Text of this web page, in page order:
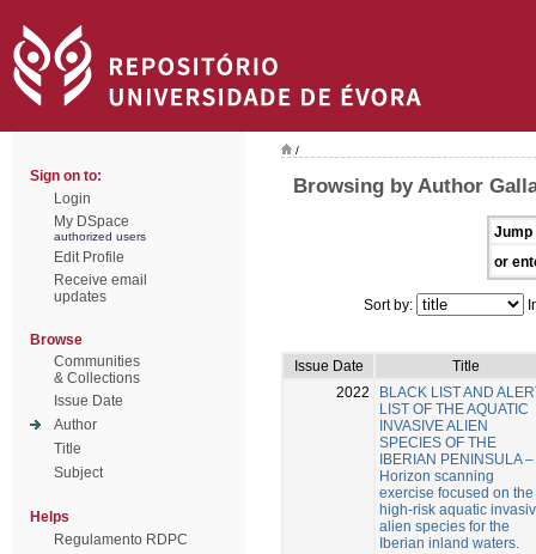
Sign on to:
Login
My DSpace
authorized users
Edit Profile
Receive email
updates
Browse
Communities
& Collections
Issue Date
Author
Title
Subject
Helps
Regulamento RDPC
/
Browsing by Author
Jump
or
Sort by:
Issue Date
Title
2022
BLACK LIST AND
LIST OF THE AQUATIC
INVASIVE ALIEN
SPECIES OF THE
IBERIAN PENINSULA –
Horizon scanning
exercise focused on the
high-risk aquatic
alien species for the
Iberian inland waters.